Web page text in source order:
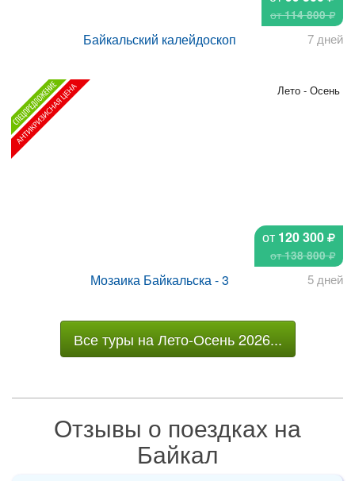
от114 800
7 дней
Байкальский калейдоскоп
от 120 300
от138 800
Лето - Осень
5 дней
Мозаика Байкальска - 3
Все туры на Лето-Осень 2026...
Отзывы о поездках на
Байкал